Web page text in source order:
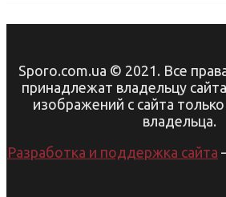
Sporo.com.ua © 2021. Все
принадлежат владельцу
изображений с сайта только
владельца.
Разработка и поддержка сайта